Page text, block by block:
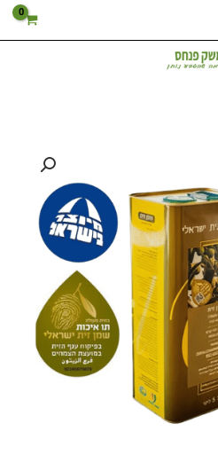
הנוכחי
הוא:
420.00 ₪.